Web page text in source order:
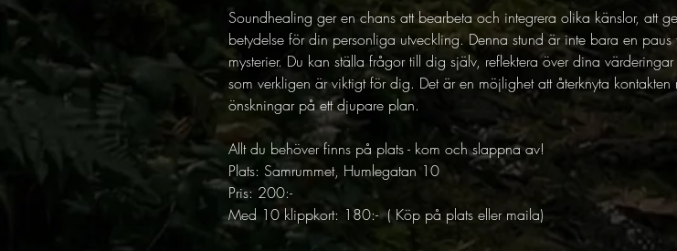
Soundhealing ger en chans att bearbeta och integrera olika känslor, att
betydelse för din personliga utveckling. Denna stund är inte bara en
mysterier. Du kan ställa frågor till dig själv, reflektera över dina
som verkligen är viktigt för dig. Det är en möjlighet att återknyta
önskningar på ett djupare plan.
Allt du behöver finns på plats - kom och slappna av!
Plats: Samrummet, Humlegatan 10
Pris: 200:-
Med 10 klippkort: 180:-  ( Köp på plats eller maila)